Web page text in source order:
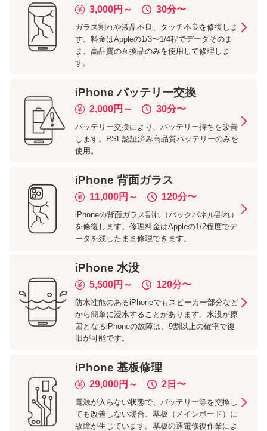
3,000円～ 30分〜
ガラス割れや液晶不良、タッチ不良を修復しま
す。料金はAppleの1/3〜1/4程でデータそのま
ま。高品質の互換品のみを使用して修理しま
す。
iPhone バッテリー交換
2,000円～ 30分〜
バッテリー交換により、バッテリー持ちを改善
します。PSE認証済み高品質バッテリーのみを
使用。
iPhone 背面ガラス
11,000円～ 120分〜
iPhoneの背面ガラス割れ（バックパネル割れ）
を修復します。修理料金はAppleの1/2程度でデ
ータを残したまま修理できます。
iPhone 水没
5,500円～ 120分〜
防水性能のあるiPhoneでもスピーカー部分など
から簡単に浸水することがあります。水没が原
因となるiPhoneの故障は、9割以上の確率で復
旧が可能です。
iPhone 基板修理
29,000円～ 2日 〜
電源が入らない状態で、バッテリー等を交換し
ても改善しない場合、基板（メインボード）に
故障が生じています。基板の通電修復作業によ